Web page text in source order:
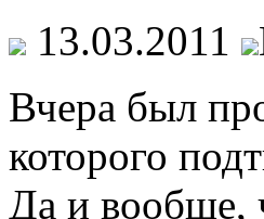
13.03.2011
Вчера был
которого
Да и вообще,